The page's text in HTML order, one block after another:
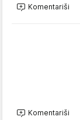
Komentariši
Komentariši